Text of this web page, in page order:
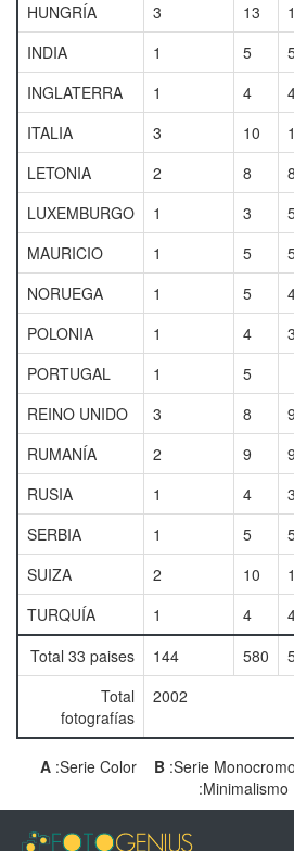
HUNGRÍA
3 13
INDIA
1 5
INGLATERRA
1 4
ITALIA
3 10
LETONIA
2 8 8
LUXEMBURGO
1 3
MAURICIO
1 5
NORUEGA
1 5
POLONIA
1 4 3
PORTUGAL
1
5
REINO UNIDO
3 8 9
RUMANÍA
2 9 9
RUSIA
1 4 3
SERBIA
1 5
SUIZA
2 10
TURQUÍA
1 4
Total 33 paises
144 580
Total
fotografías
2002
A:Serie Color B:Serie
:Minimalismo